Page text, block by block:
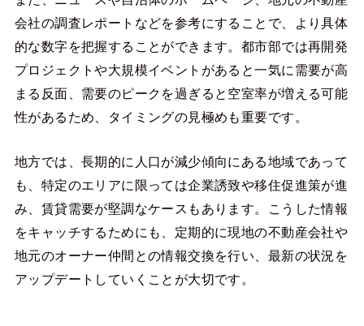
会社の調査レポートなどを参考にすることで、より具体
的な数字を把握することができます。都市部では再開発
プロジェクトや大規模イベントがあると一気に需要が高
まる反面、需要のピークを過ぎると空室率が増える可能
性があるため、タイミングの見極めも重要です。
地方では、長期的に人口が減少傾向にある地域であって
も、特定のエリアに限っては企業誘致や移住促進策が進
み、賃貸需要が堅調なケースもあります。こうした情報
をキャッチするためにも、定期的に現地の不動産会社や
地元のオーナー仲間との情報交換を行い、最新の状況を
アップデートしていくことが大切です。